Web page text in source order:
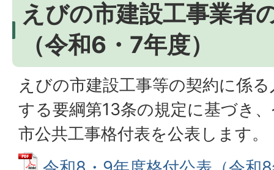
えびの市建設工事業者
（令和6・7年度）
えびの市建設工事等の契約に係
する要綱第13条の規定に基づき
市公共工事格付表を公表します。